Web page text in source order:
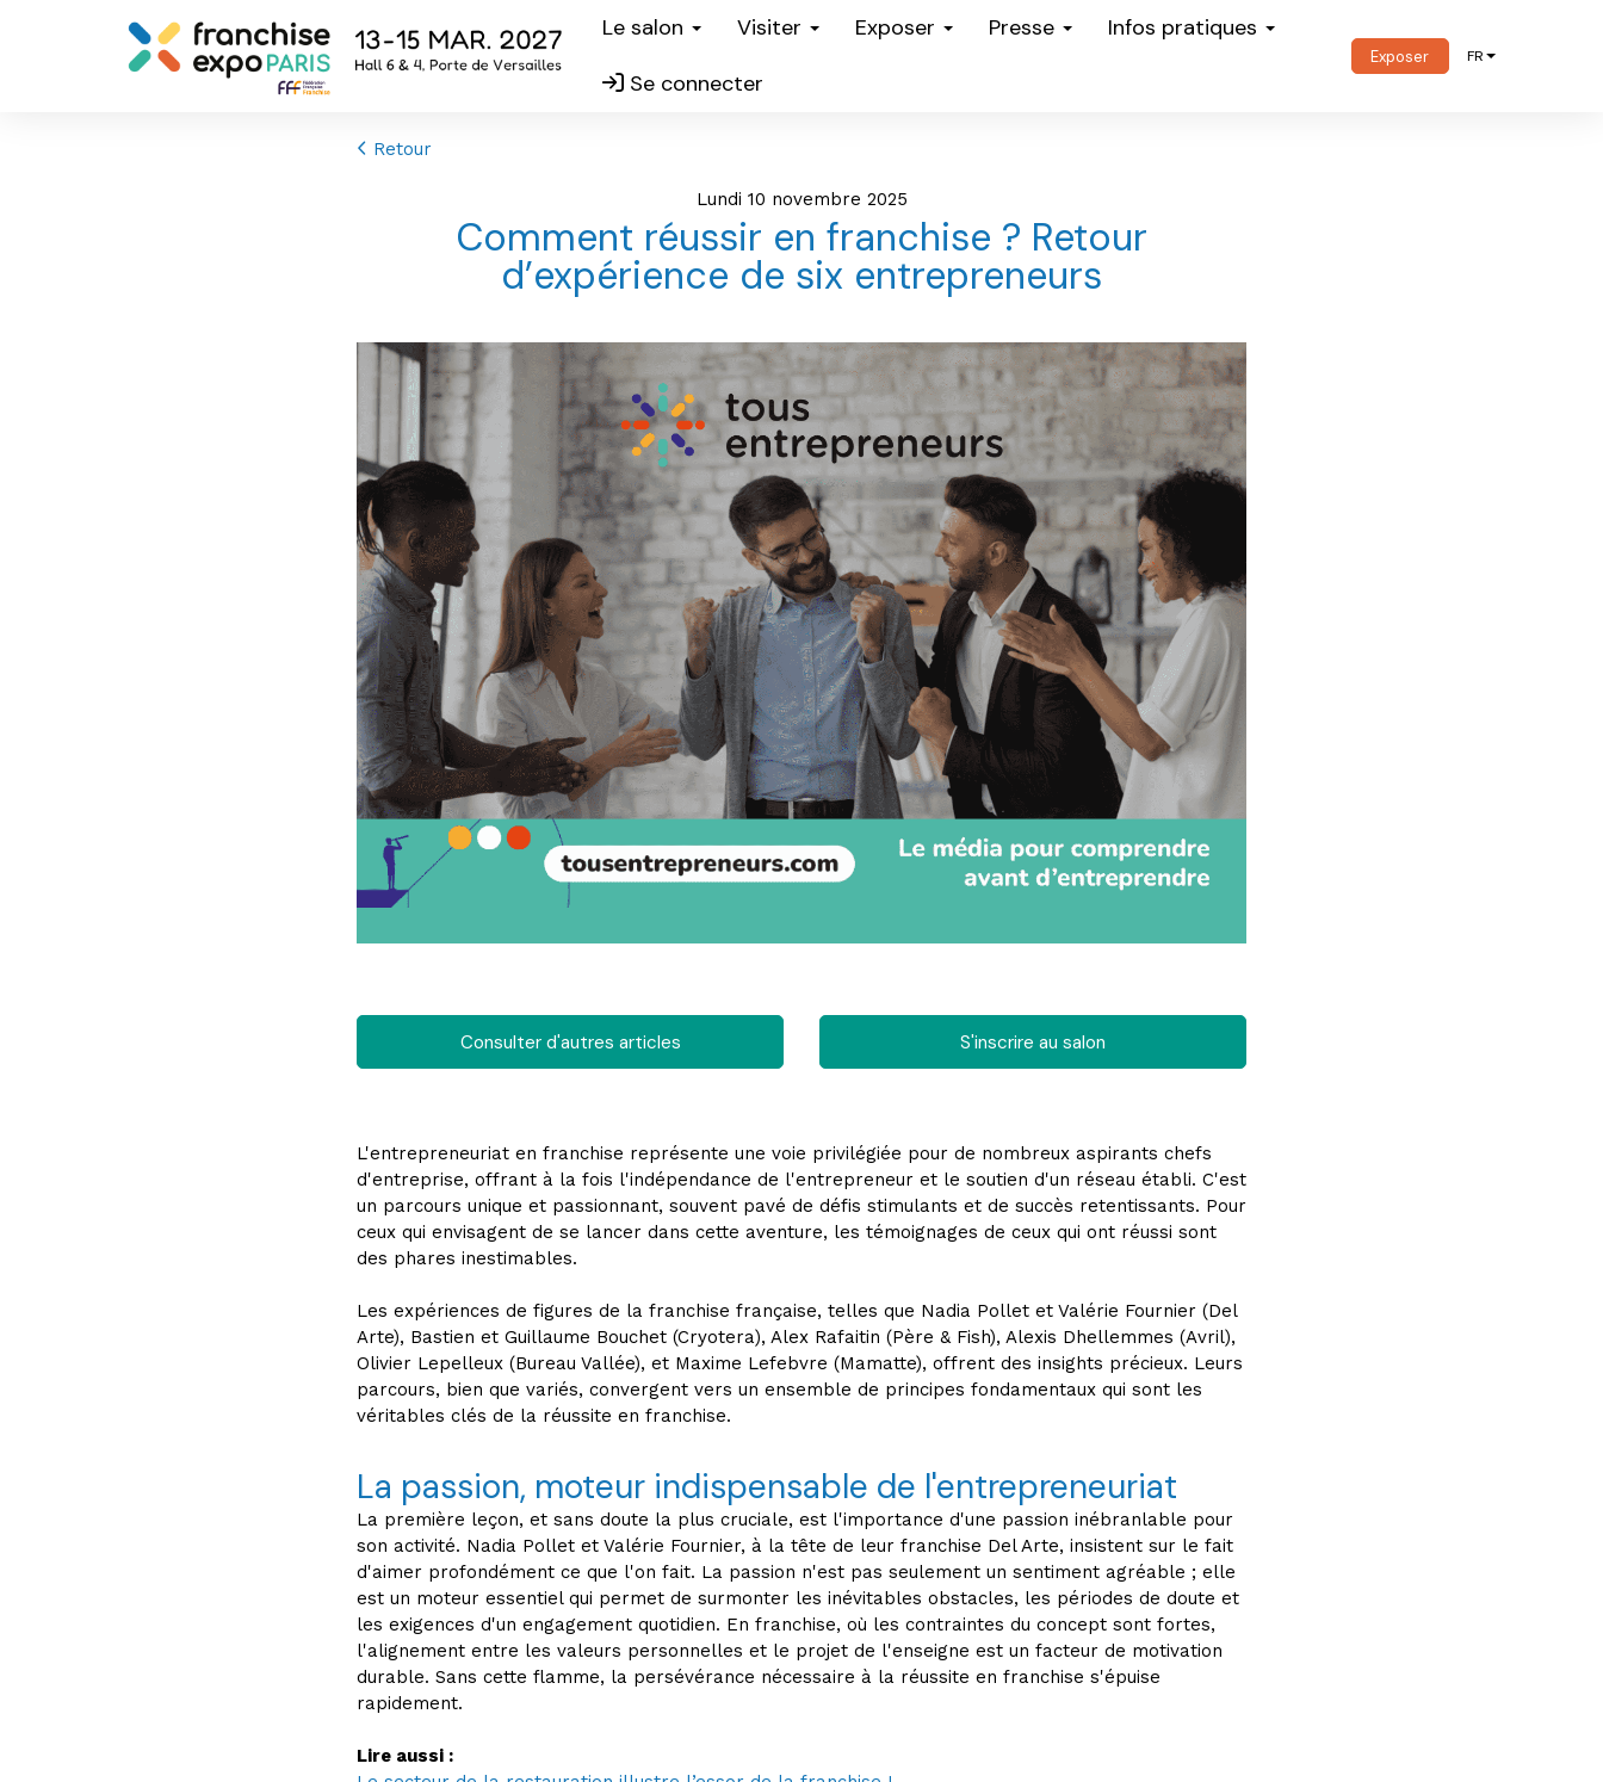
Le salon Visiter Exposer Presse
Infos pratiques
Se connecter
Exposer FR
Retour
lundi 10 novembre 2025
Comment réussir en franchise ? Retour
d’expérience de six entrepreneurs
Consulter d'autres articles S'inscrire au salon
L'entrepreneuriat en franchise représente une voie privilégiée pour de nombreux aspirants chefs
d'entreprise, offrant à la fois l'indépendance de l'entrepreneur et le soutien d'un réseau établi. C'est
un parcours unique et passionnant, souvent pavé de défis stimulants et de succès retentissants. Pour
ceux qui envisagent de se lancer dans cette aventure, les témoignages de ceux qui ont réussi sont
des phares inestimables.
Les expériences de figures de la franchise française, telles que Nadia Pollet et Valérie Fournier (Del
Arte), Bastien et Guillaume Bouchet (Cryotera), Alex Rafaitin (Père & Fish), Alexis Dhellemmes (Avril),
Olivier Lepelleux (Bureau Vallée), et Maxime Lefebvre (Mamatte), offrent des insights précieux. Leurs
parcours, bien que variés, convergent vers un ensemble de principes fondamentaux qui sont les
véritables clés de la réussite en franchise.
La passion, moteur indispensable de l'entrepreneuriat
La première leçon, et sans doute la plus cruciale, est l'importance d'une passion inébranlable pour
son activité. Nadia Pollet et Valérie Fournier, à la tête de leur franchise Del Arte, insistent sur le fait
d'aimer profondément ce que l'on fait. La passion n'est pas seulement un sentiment agréable ; elle
est un moteur essentiel qui permet de surmonter les inévitables obstacles, les périodes de doute et
les exigences d'un engagement quotidien. En franchise, où les contraintes du concept sont fortes,
l'alignement entre les valeurs personnelles et le projet de l'enseigne est un facteur de motivation
durable. Sans cette flamme, la persévérance nécessaire à la réussite en franchise s'épuise
rapidement.
Lire aussi :